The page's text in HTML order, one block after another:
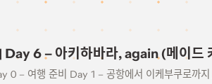
6 – 아키하바라, again (메이드
0 – 여행 준비 Day 1 – 공항에서 이케부쿠로까